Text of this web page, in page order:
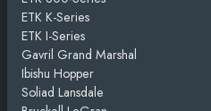
ETK K-Series
ETK I-Series
Gavril Grand Marshal
Ibishu Hopper
Soliad Lansdale